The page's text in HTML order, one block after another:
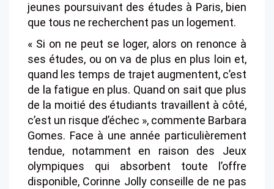
jeunes poursuivant des études à Paris, bien
que tous ne recherchent pas un logement.
« Si on ne peut se loger, alors on renonce à
ses études, ou on va de plus en plus loin et,
quand les temps de trajet augmentent, c’est
de la fatigue en plus. Quand on sait que plus
de la moitié des étudiants travaillent à côté,
c’est un risque d’échec », commente Barbara
Gomes. Face à une année particulièrement
tendue, notamment en raison des Jeux
olympiques qui absorbent toute l’offre
disponible, Corinne Jolly conseille de ne pas